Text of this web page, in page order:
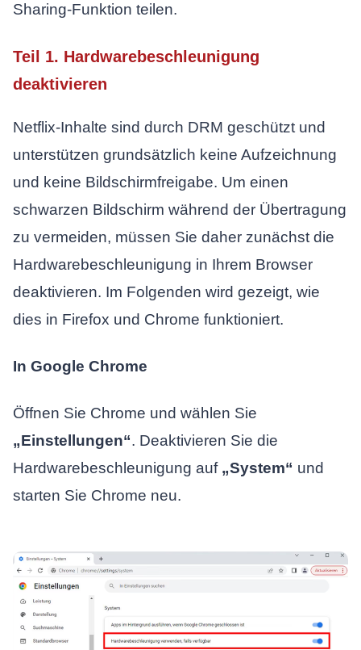
Sharing-Funktion teilen.
Teil 1. Hardwarebeschleunigung
deaktivieren
Netflix-Inhalte sind durch DRM geschützt und
unterstützen grundsätzlich keine Aufzeichnung
und keine Bildschirmfreigabe. Um einen
schwarzen Bildschirm während der Übertragung
zu vermeiden, müssen Sie daher zunächst die
Hardwarebeschleunigung in Ihrem Browser
deaktivieren. Im Folgenden wird gezeigt, wie
dies in Firefox und Chrome funktioniert.
In Google Chrome
Öffnen Sie Chrome und wählen Sie
„Einstellungen“. Deaktivieren Sie die
Hardwarebeschleunigung auf „System“ und
starten Sie Chrome neu.